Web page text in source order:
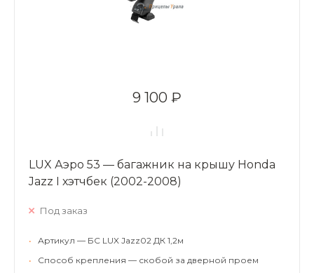
9 100 ₽
LUX Аэро 53 — багажник на крышу Honda
Jazz I хэтчбек (2002-2008)
Под заказ
•
Артикул — БС LUX Jazz02 ДК 1,2м
•
Способ крепления — скобой за дверной проем